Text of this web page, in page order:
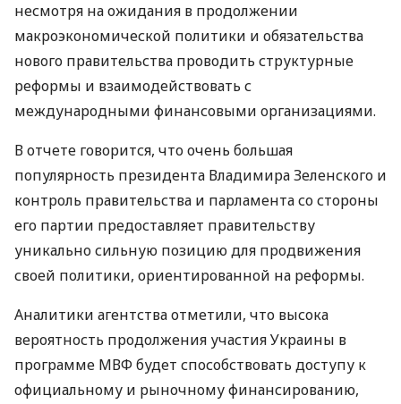
несмотря на ожидания в продолжении
макроэкономической политики и обязательства
нового правительства проводить структурные
реформы и взаимодействовать с
международными финансовыми организациями.
В отчете говорится, что очень большая
популярность президента Владимира Зеленского и
контроль правительства и парламента со стороны
его партии предоставляет правительству
уникально сильную позицию для продвижения
своей политики, ориентированной на реформы.
Аналитики агентства отметили, что высока
вероятность продолжения участия Украины в
программе МВФбудет способствовать доступу к
официальному и рыночному финансированию,